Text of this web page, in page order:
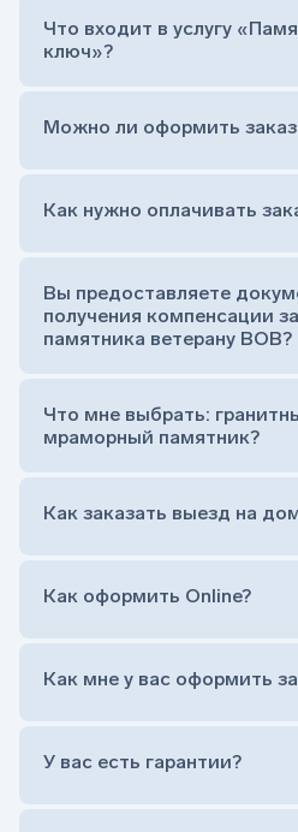
Что входит в услугу
ключ»?
Сам комплект памятника:
Тумба (постамент,
штыря
Обработка и сверловка
Расположение символа
на символ веры или
прописной)
Можно ли оформить заказ
Как нужно оплачивать
Вы предоставляете
получения компенсации
памятника ветерану ВОВ?
Что мне выбрать:
мраморный памятник?
Как заказать выезд на
Оформить заказ удаленно
Заказать бесплатный
Как оформить Online?
Оформить заказ удаленно
Заказать бесплатный
Как мне у вас оформить
У вас есть гарантии?